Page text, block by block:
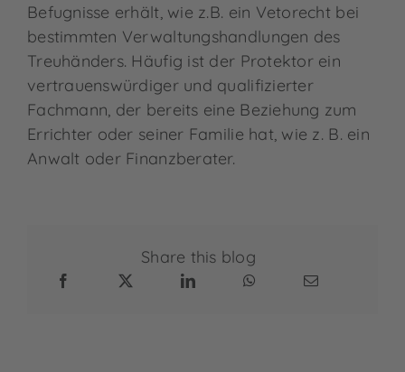
Befugnisse erhält, wie z.B. ein Vetorecht bei
bestimmten Verwaltungshandlungen des
Treuhänders. Häufig ist der Protektor ein
vertrauenswürdiger und qualifizierter
Fachmann, der bereits eine Beziehung zum
Errichter oder seiner Familie hat, wie z. B. ein
Anwalt oder Finanzberater.
Share this blog